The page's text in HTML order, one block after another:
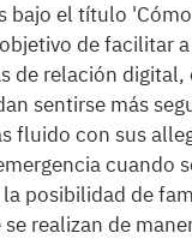
bajo el título
de facilitar
de relación digital,
sentirse más
fluido con sus
cuando
posibilidad de
realizan de